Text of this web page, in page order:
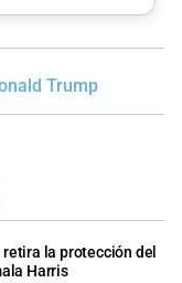
Trump
retira la protección del
Harris